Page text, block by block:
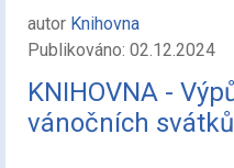
autor Knihovna
Publikováno: 02.12.2024
KNIHOVNA -
vánočních